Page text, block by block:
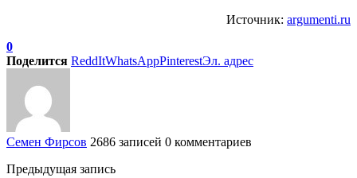
Источник: argumenti.ru
0
Поделится ReddItWhatsAppPinterestЭл. адрес
Семен Фирсов 2686 записей 0 комментариев
Предыдущая запись